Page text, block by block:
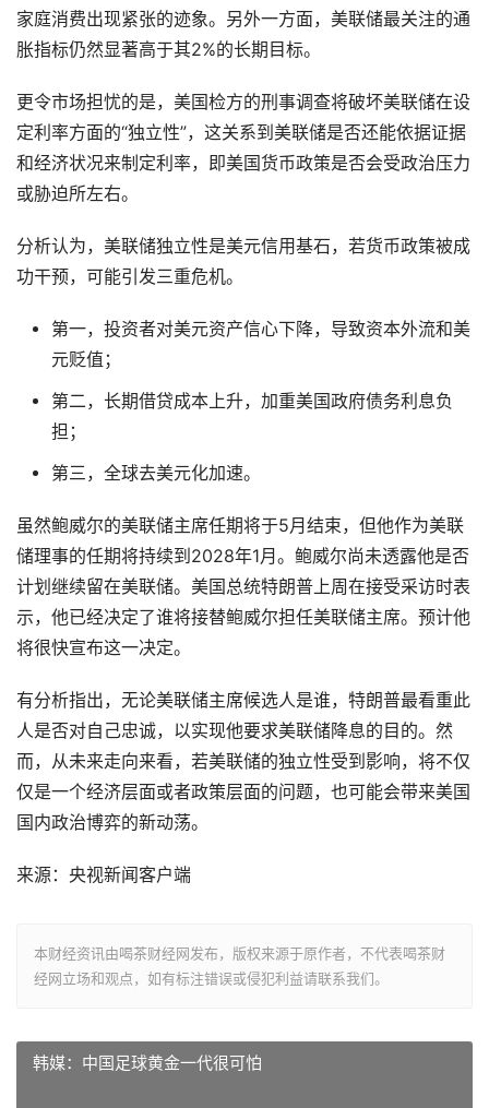
家庭消费出现紧张的迹象。另外一方面，美联储最关注的通
胀指标仍然显著高于其2%的长期目标。
更令市场担忧的是，美国检方的刑事调查将破坏美联储在设
定利率方面的“独立性”，这关系到美联储是否还能依据证据
和经济状况来制定利率，即美国货币政策是否会受政治压力
或胁迫所左右。
分析认为，美联储独立性是美元信用基石，若货币政策被成
功干预，可能引发三重危机。
第一，投资者对美元资产信心下降，导致资本外流和美
元贬值；
第二，长期借贷成本上升，加重美国政府债务利息负
担；
第三，全球去美元化加速。
虽然鲍威尔的美联储主席任期将于5月结束，但他作为美联
储理事的任期将持续到2028年1月。鲍威尔尚未透露他是否
计划继续留在美联储。美国总统特朗普上周在接受采访时表
示，他已经决定了谁将接替鲍威尔担任美联储主席。预计他
将很快宣布这一决定。
有分析指出，无论美联储主席候选人是谁，特朗普最看重此
人是否对自己忠诚，以实现他要求美联储降息的目的。然
而，从未来走向来看，若美联储的独立性受到影响，将不仅
仅是一个经济层面或者政策层面的问题，也可能会带来美国
国内政治博弈的新动荡。
来源：央视新闻客户端
本财经资讯由喝茶财经网发布，版权来源于原作者，不代表喝茶财
经网立场和观点，如有标注错误或侵犯利益请联系我们。
韩媒：中国足球黄金一代很可怕